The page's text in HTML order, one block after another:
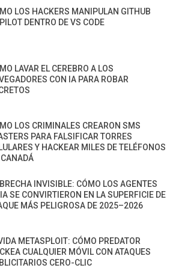
LOS HACKERS MANIPULAN GITHUB
DENTRO DE VS CODE
LAVAR EL CEREBRO A LOS
CON IA PARA ROBAR
LOS CRIMINALES CREARON SMS
PARA FALSIFICAR TORRES
Y HACKEAR MILES DE TELÉFONOS
CANADÁ
INVISIBLE: CÓMO LOS AGENTES
IA SE CONVIRTIERON EN LA SUPERFICIE DE
MÁS PELIGROSA DE 2025–2026
METASPLOIT: CÓMO PREDATOR
CUALQUIER MÓVIL CON ATAQUES
CERO-CLIC